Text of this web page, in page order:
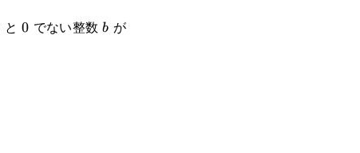
と0
0 でない整数b
b が